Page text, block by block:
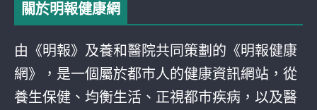
關於明報健康網
由《明報》及養和醫院共同策劃的《明報健康
網》，是一個屬於都巿人的健康資訊網站，從
養生保健、均衡生活、正視都巿疾病，以及醫